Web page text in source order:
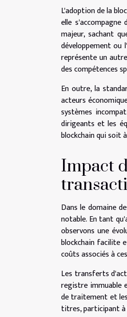
L'adoption de la
elle
majeur, sachant
développement ou
représente un
des compétences
En outre, la
acteurs
systèmes
dirigeants et les
blockchain qui soit
Impact
Dans le domaine
notable. En tant
observons une
blockchain facilite
coûts associés à
Les transferts
registre immuable
de traitement et
titres, participant à